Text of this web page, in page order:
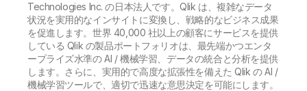
Technologies Inc. の日本法人です。Qlik は、複雑なデータ
状況を実用的なインサイトに変換し、戦略的なビジネス成果
を促進します。世界 40,000 社以上の顧客にサービスを提供
している Qlik の製品ポートフォリオは、最先端かつエンタ
ープライズ水準の AI / 機械学習、データの統合と分析を提供
します。さらに、実用的で高度な拡張性を備えた Qlik の AI /
機械学習ツールで、適切で迅速な意思決定を可能にします。